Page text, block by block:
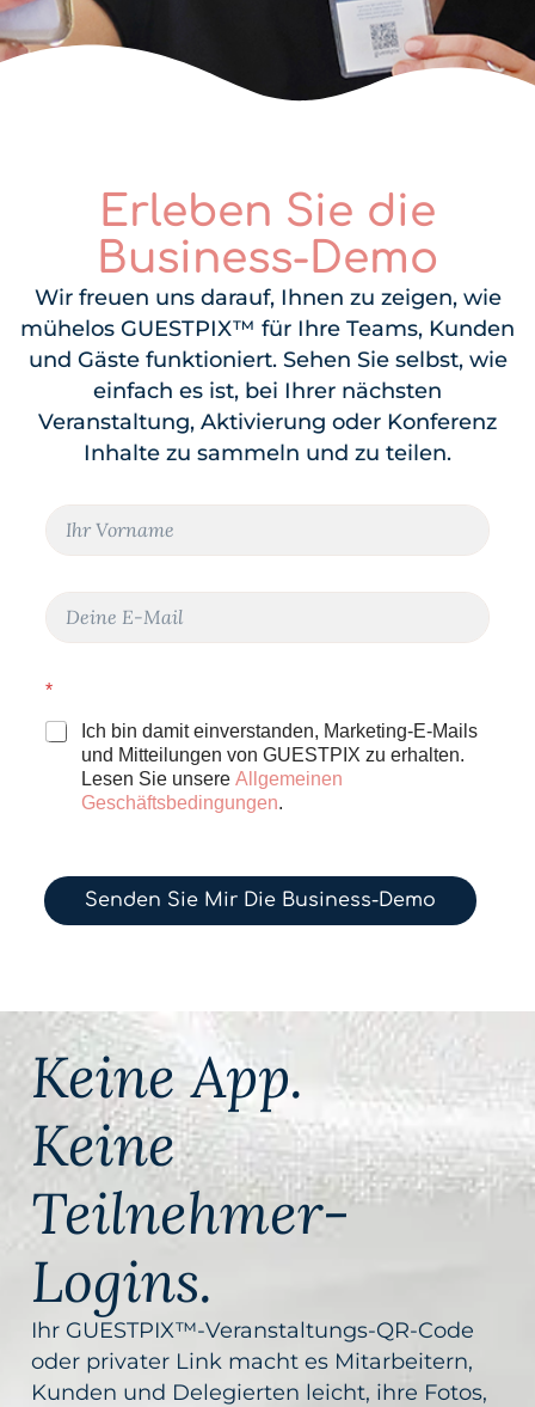
Erleben Sie die
Business-Demo
Wir freuen uns darauf, Ihnen zu zeigen, wie
mühelos GUESTPIX™ für Ihre Teams, Kunden
und Gäste funktioniert. Sehen Sie selbst, wie
einfach es ist, bei Ihrer nächsten
Veranstaltung, Aktivierung oder Konferenz
Inhalte zu sammeln und zu teilen.
-
M
l
N
m
N
a
m
E
-
i
*
*
Ich bin damit einverstanden, Marketing-E-Mails
und Mitteilungen von GUESTPIX zu erhalten.
Lesen Sie unsere Allgemeinen
Geschäftsbedingungen.
Senden Sie Mir Die Business-Demo
Keine App.
Keine
Teilnehmer-
Logins.
Ihr GUESTPIX™-Veranstaltungs-QR-Code
oder privater Link macht es Mitarbeitern,
Kunden und Delegierten leicht, ihre Fotos,